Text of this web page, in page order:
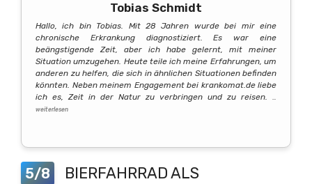
Tobias Schmidt
Hallo, ich bin Tobias. Mit 28 Jahren wurde bei mir eine
chronische Erkrankung diagnostiziert. Es war eine
beängstigende Zeit, aber ich habe gelernt, mit meiner
Situation umzugehen. Heute teile ich meine Erfahrungen, um
anderen zu helfen, die sich in ähnlichen Situationen befinden
könnten. Neben meinem Engagement bei krankomat.de liebe
ich es, Zeit in der Natur zu verbringen und zu reisen.
…
weiterlesen
5/8
BIERFAHRRAD ALS